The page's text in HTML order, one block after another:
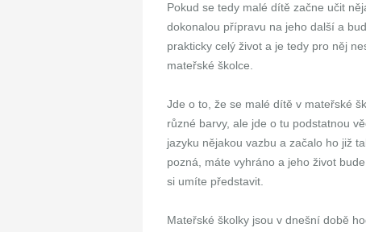
Pokud se tedy malé dítě začne učit
dokonalou přípravu na jeho další a
prakticky celý život a je tedy pro něj
mateřské školce.
Jde o to, že se malé dítě v mateřské
různé barvy, ale jde o tu podstatnou
jazyku nějakou vazbu a začalo ho již
pozná, máte vyhráno a jeho život
si umíte představit.
Mateřské školky jsou v dnešní době